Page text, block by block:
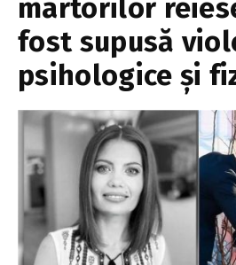
martorilor
fost supusă
psihologice și